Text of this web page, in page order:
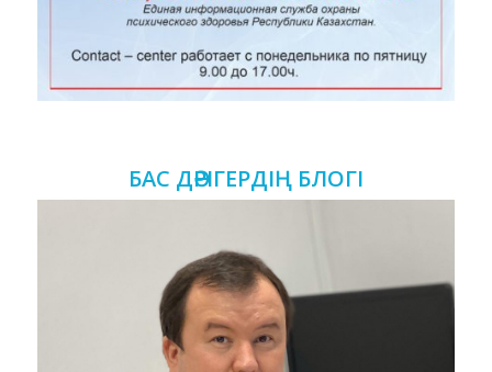
БАС ДӘРІГЕРДІҢ БЛОГІ